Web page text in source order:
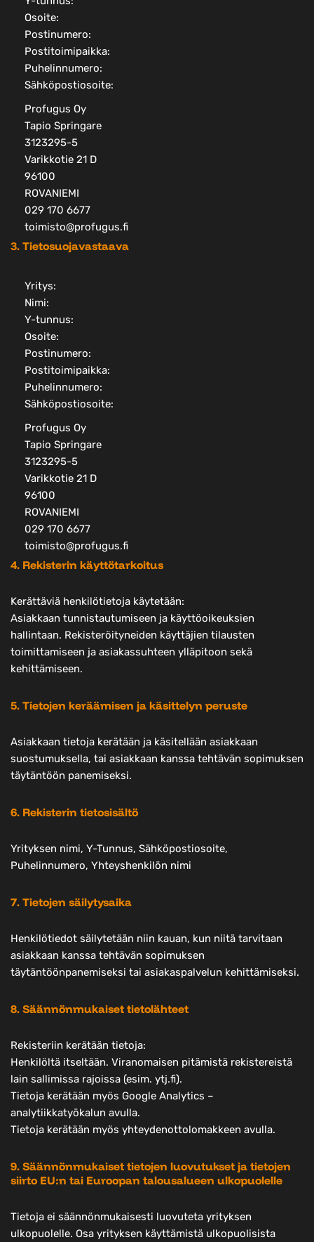
Osoite:
Postinumero:
Postitoimipaikka:
Puhelinnumero:
Sähköpostiosoite:
Profugus Oy
Tapio Springare
3123295-5
Varikkotie 21 D
96100
ROVANIEMI
029 170 6677
toimisto@profugus.fi
3. Tietosuojavastaava
Yritys:
Nimi:
Y-tunnus:
Osoite:
Postinumero:
Postitoimipaikka:
Puhelinnumero:
Sähköpostiosoite:
Profugus Oy
Tapio Springare
3123295-5
Varikkotie 21 D
96100
ROVANIEMI
029 170 6677
toimisto@profugus.fi
4. Rekisterin käyttötarkoitus
Kerättäviä henkilötietoja käytetään:
Asiakkaan tunnistautumiseen ja käyttöoikeuksien
hallintaan. Rekisteröityneiden käyttäjien tilausten
toimittamiseen ja asiakassuhteen ylläpitoon sekä
kehittämiseen.
5. Tietojen keräämisen ja käsittelyn peruste
Asiakkaan tietoja kerätään ja käsitellään asiakkaan
suostumuksella, tai asiakkaan kanssa tehtävän sopimuksen
täytäntöön panemiseksi.
6. Rekisterin tietosisältö
Yrityksen nimi, Y-Tunnus, Sähköpostiosoite,
Puhelinnumero, Yhteyshenkilön nimi
7. Tietojen säilytysaika
Henkilötiedot säilytetään niin kauan, kun niitä tarvitaan
asiakkaan kanssa tehtävän sopimuksen
täytäntöönpanemiseksi tai asiakaspalvelun kehittämiseksi.
8. Säännönmukaiset tietolähteet
Rekisteriin kerätään tietoja:
Henkilöltä itseltään. Viranomaisen pitämistä rekistereistä
lain sallimissa rajoissa (esim. ytj.fi).
Tietoja kerätään myös Google Analytics –
analytiikkatyökalun avulla.
Tietoja kerätään myös yhteydenottolomakkeen avulla.
9. Säännönmukaiset tietojen luovutukset ja tietojen
siirto EU:n tai Euroopan talousalueen ulkopuolelle
Tietoja ei säännönmukaisesti luovuteta yrityksen
ulkopuolelle. Osa yrityksen käyttämistä ulkopuolisista